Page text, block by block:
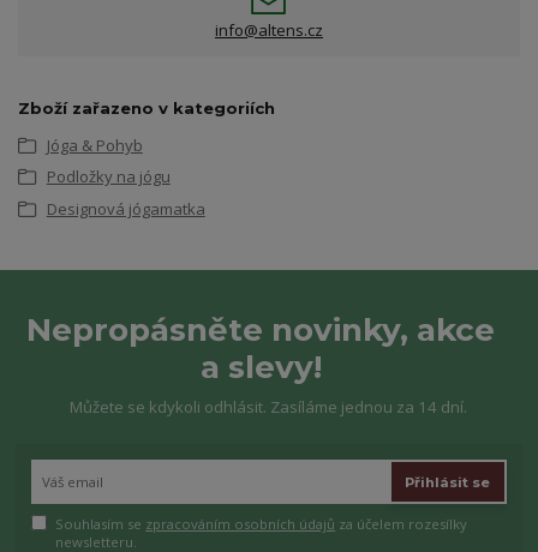
info@altens.cz
Zboží zařazeno v kategoriích
Jóga & Pohyb
Podložky na jógu
Designová jógamatka
Nepropásněte novinky, akce
a slevy!
Můžete se kdykoli odhlásit. Zasíláme jednou za 14 dní.
Přihlásit se
Souhlasím se zpracováním osobních údajů za účelem rozesílky
newsletteru.